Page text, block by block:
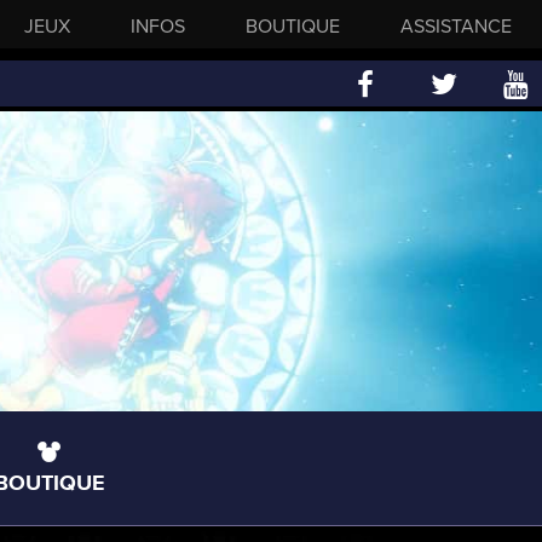
JEUX INFOS BOUTIQUE ASSISTANCE